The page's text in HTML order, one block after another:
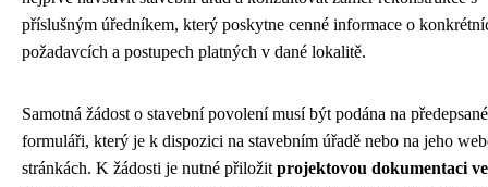
příslušným úředníkem, který poskytne cenné informace o
požadavcích a postupech platných v dané lokalitě.
Samotná žádost o stavební povolení musí být podána na
formuláři, který je k dispozici na stavebním úřadě nebo na jeho
stránkách. K žádosti je nutné přiložit projektovou dokumentaci ve